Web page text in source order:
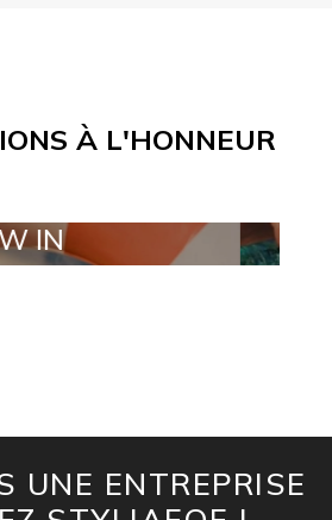
À L'HONNEUR
TAILOR
UNE ENTREPRISE